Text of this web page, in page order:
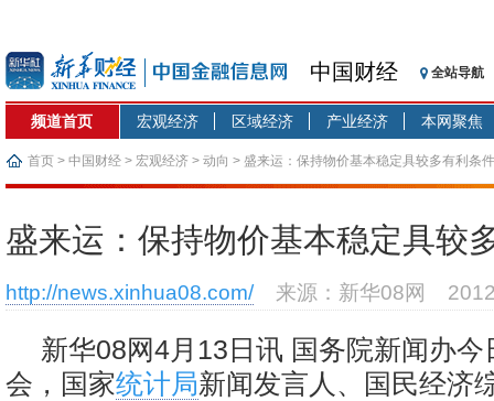
中国财经 全站导航
频道首页 宏观经济 区域经济 产业经济 本网聚焦
首页 > 中国财经 > 宏观经济 > 动向 > 盛来运：保持物价基本稳定具较多有利条件
盛来运：保持物价基本稳定具较
http://news.xinhua08.com/ 来源：新华08网
新华08网4月13日讯 国务院新闻办
会，国家统计局新闻发言人、国民经济